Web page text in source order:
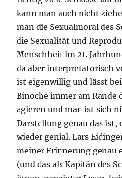
kann man auch nicht
man die Sexualmoral des
die Sexualität und
Menschheit im 21.
da aber interpretatorisch
ist eigenwillig und lässt
Binoche immer am Rande
agieren und man ist sich
Darstellung genau das ist,
wieder genial. Lars
meiner Erinnerung genau
(und das als Kapitän des